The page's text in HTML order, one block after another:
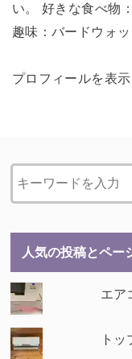
い。 好きな食べ物
趣味：バードウォ
プロフィールを表
人気の投稿とペー
エア
トッ